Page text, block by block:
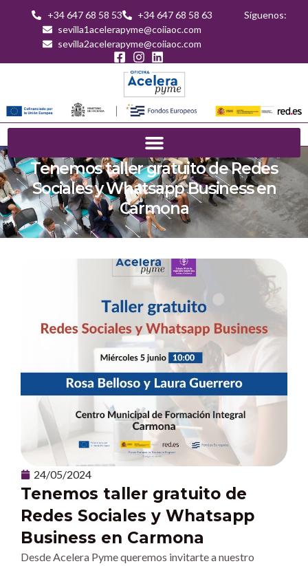
+34 647 68 58 53
+34 647 68 58 63
sevilla1acelerapyme@coiiaoc.com
sevilla2acelerapyme@coiiaoc.com
Síguenos:
Tenemos taller gratuito de Redes
Sociales y Whatsapp Business en
Carmona
24/05/2024
Tenemos taller gratuito de
Redes Sociales y Whatsapp
Business en Carmona
Desde Acelera Pyme queremos invitarte a nuestro